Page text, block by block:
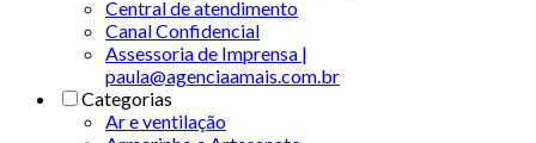
Central de atendimento
Canal Confidencial
Assessoria de Imprensa |
paula@agenciaamais.com.br
Categorias
Ar e ventilação